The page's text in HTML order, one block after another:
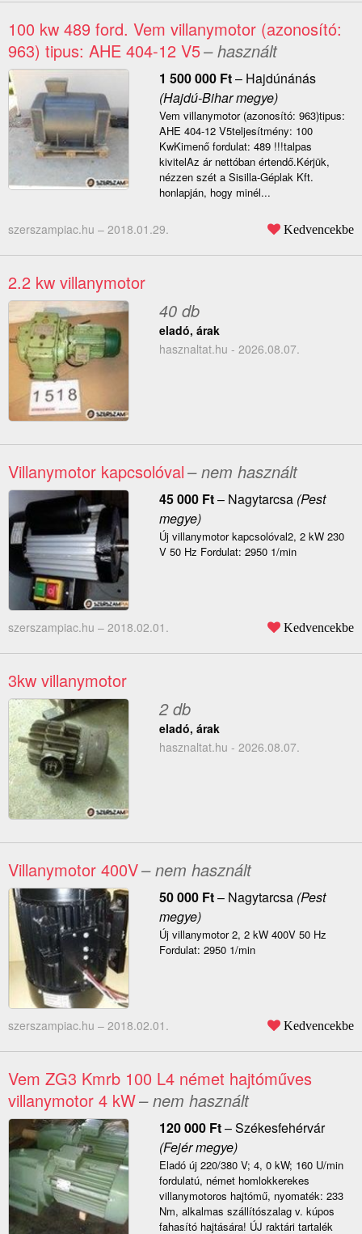
100 kw 489 ford. Vem villanymotor (azonosító:
963) tipus: AHE 404-12 V5– használt
1 500 000 Ft– Hajdúnánás
(Hajdú-Bihar megye)
Vem villanymotor (azonosító: 963)tipus:
AHE 404-12 V5teljesítmény: 100
KwKimenő fordulat: 489 !!!talpas
kivitelAz ár nettóban értendő.Kérjük,
nézzen szét a Sisilla-Géplak Kft.
honlapján, hogy minél...
szerszampiac.hu – 2018.01.29. Kedvencekbe
2.2 kw villanymotor
40 db
eladó, árak
hasznaltat.hu - 2026.08.07.
Villanymotor kapcsolóval– nem használt
45 000 Ft– Nagytarcsa(Pest
megye)
Új villanymotor kapcsolóval2, 2 kW 230
V 50 Hz Fordulat: 2950 1/min
szerszampiac.hu – 2018.02.01. Kedvencekbe
3kw villanymotor
2 db
eladó, árak
hasznaltat.hu - 2026.08.07.
Villanymotor 400V– nem használt
50 000 Ft– Nagytarcsa(Pest
megye)
Új villanymotor 2, 2 kW 400V 50 Hz
Fordulat: 2950 1/min
szerszampiac.hu – 2018.02.01. Kedvencekbe
Vem ZG3 Kmrb 100 L4 német hajtóműves
villanymotor 4 kW– nem használt
120 000 Ft–Székesfehérvár
(Fejér megye)
Eladó új 220/380 V; 4, 0 kW; 160 U/min
fordulatú, német homlokkerekes
villanymotoros hajtómű, nyomaték: 233
Nm, alkalmas szállítószalag v. kúpos
fahasító hajtására! ÚJ raktári tartalék